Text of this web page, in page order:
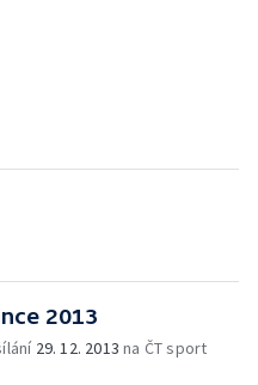
2013
29. 12. 2013 na ČT sport